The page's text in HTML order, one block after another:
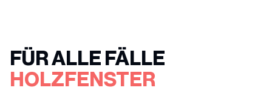
FÜR ALLE FÄLLE
HOLZFENSTER